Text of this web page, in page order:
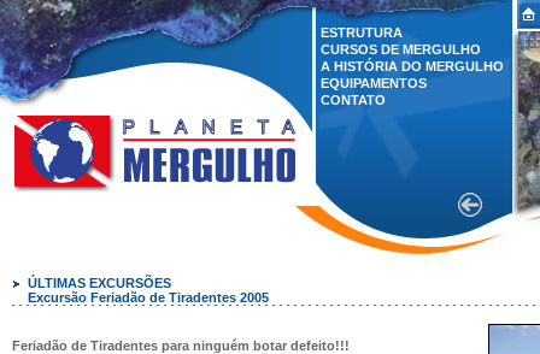
ESTRUTURA
CURSOS DE MERGULHO
A HISTÓRIA DO MERGULHO
EQUIPAMENTOS
CONTATO
ÚLTIMAS EXCURSÕES
Excursão Feriadão de Tiradentes 2005
Feriadão de Tiradentes para ninguém botar defeito!!!